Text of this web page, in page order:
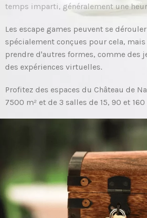
temps imparti, généralement une
Les escape games peuvent se
spécialement conçues pour cela,
prendre d'autres formes, comme des
des expériences virtuelles.
Profitez des espaces du Château de
7500 m² et de 3 salles de 15, 90 et 160